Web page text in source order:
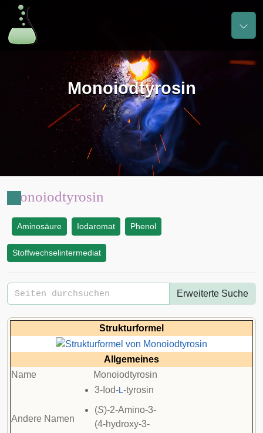
Monoiodtyrosin
Monoiodtyrosin
Aminosäure Iodaromat Phenol
Stoffwechselintermediat
Erweiterte Suche
Strukturformel
Allgemeines
Name
Monoiodtyrosin
Andere Namen
3-Iod-L -tyrosin
(S)-2-Amino-3-
(4-hydroxy-3-